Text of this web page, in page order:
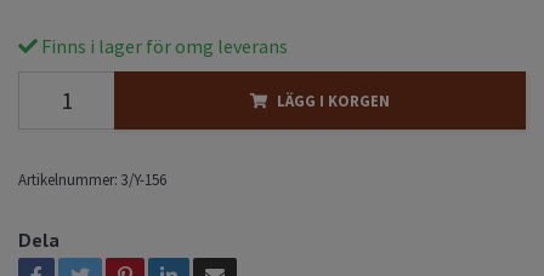
Finns i lager för omg leverans
LÄGG I KORGEN
Artikelnummer: 3/Y-156
Dela